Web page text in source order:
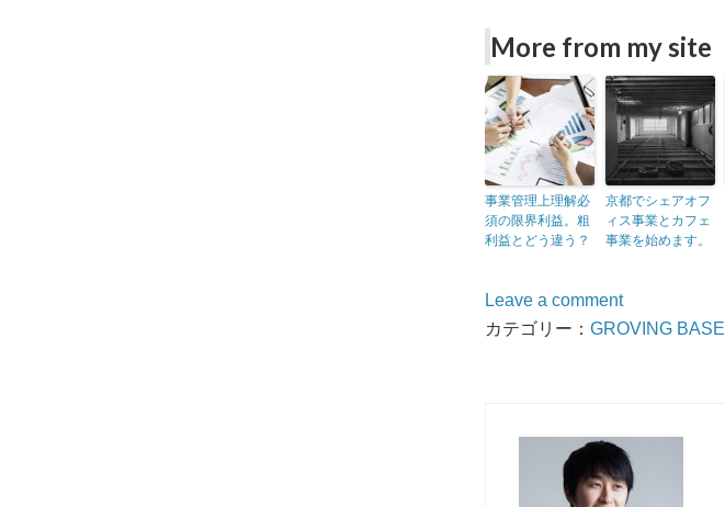
More from my site
事業管理上理解必
須の限界利益。粗
利益とどう違う？
京都でシェアオフ
ィス事業とカフェ
事業を始めます。
Leave a comment
カテゴリー： GROVING BASE